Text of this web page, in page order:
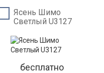
Ясень Шимо
Светлый U3127
бесплатно